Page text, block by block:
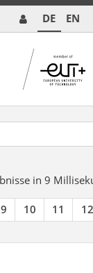
DE EN
in 9
9 10 11 12